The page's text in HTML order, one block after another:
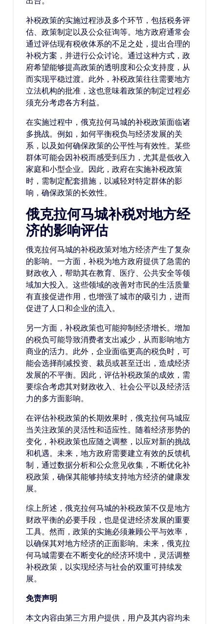
补税政策的实施过程涉及多个环节，包括税务评
估、政策制定以及公众征询等。地方政府通常会
通过评估现有税收体系的不足之处，提出合理的
补税方案，并进行公众讨论。通过这种方式，政
府希望能够提高政策的透明度和公众支持度，从
而实现平稳过渡。此外，补税政策往往需要地方
立法机构的批准，这也意味着政策的制定过程必
须充分考虑各方利益。
在实施过程中，俄克拉何马城的补税政策面临诸
多挑战。例如，如何平衡税负与经济发展的关
系，以及如何确保政策的公平性与有效性。某些
群体可能会因补税而感受到压力，尤其是低收入
家庭和小型企业。因此，政府在实施补税政策
时，需制定配套措施，以减轻对特定群体的影
响，确保政策的长效性。
俄克拉何马城补税对地方经
济的影响评估
俄克拉何马城的补税政策对地方经济产生了复杂
的影响。一方面，补税为地方政府提供了急需的
财政收入，帮助其在教育、医疗、公共安全等领
域加大投入。这些领域的改善对市民的生活质量
有直接促进作用，也增强了城市的吸引力，进而
促进了人口和企业的流入。
另一方面，补税政策也可能抑制经济增长。增加
的税负可能导致消费者支出减少，从而影响地方
商业的活力。此外，企业面临更高的税负时，可
能会选择削减投资、裁员或甚至迁出，造成经济
发展的不平衡。因此，评估补税政策的成效，需
要综合考虑其对财政收入、社会公平以及经济活
力的多方面影响。
在评估补税政策的长期效果时，俄克拉何马城应
当关注政策的灵活性和适应性。随着经济形势的
变化，补税政策也应随之调整，以应对新的挑战
和机遇。未来，地方政府需要建立有效的反馈机
制，通过数据分析和公众意见收集，不断优化补
税政策，确保其能够持续支持地方经济的健康发
展。
综上所述，俄克拉何马城的补税政策不仅是地方
财政平衡的必要手段，也是促进经济发展的重要
工具。然而，政策的实施必须兼顾公平与效率，
以确保其对地方经济的正面影响。未来，俄克拉
何马城需要在不断变化的经济环境中，灵活调整
补税政策，以实现经济与社会的双重可持续发
展。
免责声明
本文内容由第三方用户提供，用户及其内容均未